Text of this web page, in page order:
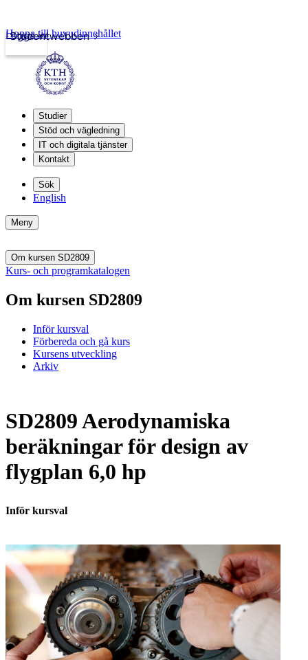
Studentwebben
Logga in
Hoppa till huvudinnehållet
Studier
Stöd och vägledning
IT och digitala tjänster
Kontakt
Sök
English
Meny
Om kursen SD2809
Kurs- och programkatalogen
Om kursen SD2809
Inför kursval
Förbereda och gå kurs
Kursens utveckling
Arkiv
SD2809 Aerodynamiska
beräkningar för design av
flygplan 6,0 hp
Inför kursval